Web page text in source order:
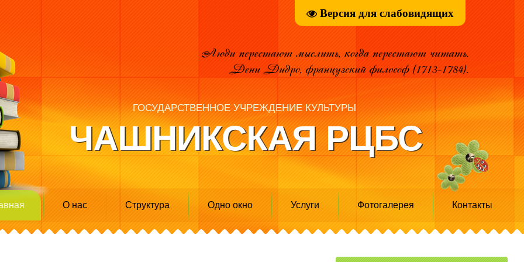
Версия для слабовидящих
ЧАШНИКСКАЯ РЦБС
ГОСУДАРСТВЕННОЕ УЧРЕЖДЕНИЕ КУЛЬТУРЫ
О нас Структура Одно окно Услуги Фотогалерея Контакты